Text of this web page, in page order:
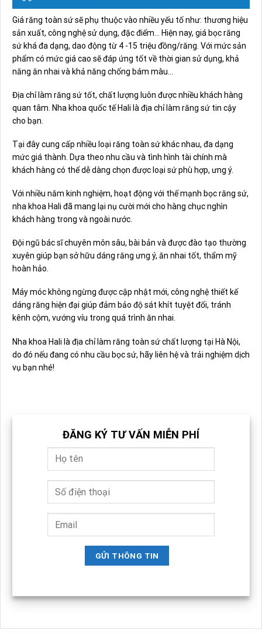
Giá răng toàn sứ sẽ phụ thuộc vào nhiều yếu tố như: thương hiệu
sản xuất, công nghệ sử dụng, đặc điểm… Hiện nay, giá bọc răng
sứ khá đa dạng, dao động từ 4 -15 triệu đồng/răng. Với mức sản
phẩm có mức giá cao sẽ đáp ứng tốt về thời gian sử dụng, khả
năng ăn nhai và khả năng chống bám màu…
Địa chỉ làm răng sứ tốt, chất lượng luôn được nhiều khách hàng
quan tâm. Nha khoa quốc tế Hali là địa chỉ làm răng sứ tin cậy
cho bạn.
Tại đây cung cấp nhiều loại răng toàn sứ khác nhau, đa dạng
mức giá thành. Dựa theo nhu cầu và tình hình tài chính mà
khách hàng có thể dễ dàng chọn được loại sứ phù hợp, ưng ý.
Với nhiều năm kinh nghiệm, hoạt động với thế mạnh bọc răng sứ,
nha khoa Hali đã mang lại nụ cười mới cho hàng chục nghìn
khách hàng trong và ngoài nước.
Đội ngũ bác sĩ chuyên môn sâu, bài bản và được đào tạo thường
xuyên giúp bạn sở hữu dáng răng ưng ý, ăn nhai tốt, thẩm mỹ
hoàn hảo.
Máy móc không ngừng được cập nhật mới, công nghệ thiết kế
dáng răng hiện đại giúp đảm bảo độ sát khít tuyệt đối, tránh
kênh cộm, vướng víu trong quá trình ăn nhai.
Nha khoa Hali là địa chỉ làm răng toàn sứ chất lượng tại Hà Nội,
do đó nếu đang có nhu cầu bọc sứ, hãy liên hệ và trải nghiệm dịch
vụ bạn nhé!
ĐĂNG KÝ TƯ VẤN MIỄN PHÍ